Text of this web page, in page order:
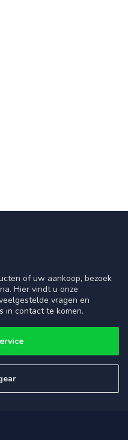
of uw aankoop, bezoek
Hier vindt u onze
vragen en
in contact te komen.